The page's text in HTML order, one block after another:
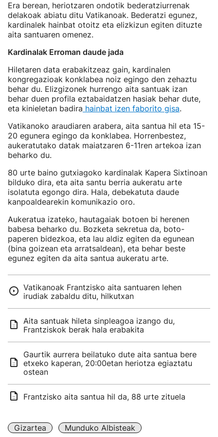
Era berean, heriotzaren ondotik bederatziurrenak
delakoak abiatu ditu Vatikanoak. Bederatzi egunez,
kardinalek hainbat otoitz eta elizkizun egiten dituzte
aita santuaren omenez.
Kardinalak Erroman daude jada
Hiletaren data erabakitzeaz gain, kardinalen
kongregazioak konklabea noiz egingo den zehaztu
behar du. Elizgizonek hurrengo aita santuak izan
behar duen profila eztabaidatzen hasiak behar dute,
eta kinieletan badira hainbat izen faborito gisa.
Vatikanoko araudiaren arabera, aita santua hil eta 15-
20 egunera egingo da konklabea. Horrenbestez,
aukeratutako datak maiatzaren 6-11ren artekoa izan
beharko du.
80 urte baino gutxiagoko kardinalak Kapera Sixtinoan
bilduko dira, eta aita santu berria aukeratu arte
isolatuta egongo dira. Hala, debekatuta daude
kanpoaldearekin komunikazio oro.
Aukeratua izateko, hautagaiak botoen bi herenen
babesa beharko du. Bozketa sekretua da, boto-
paperen bidezkoa, eta lau aldiz egiten da egunean
(bina goizean eta arratsaldean), eta behar beste
egunez egiten da aita santua aukeratu arte.
Vatikanoak Frantzisko aita santuaren lehen
irudiak zabaldu ditu, hilkutxan
Aita santuak hileta sinpleagoa izango du,
Frantziskok berak hala erabakita
Gaurtik aurrera beilatuko dute aita santua bere
etxeko kaperan, 20:00etan heriotza egiaztatu
ostean
Frantzisko aita santua hil da, 88 urte zituela
Gizartea Munduko Albisteak